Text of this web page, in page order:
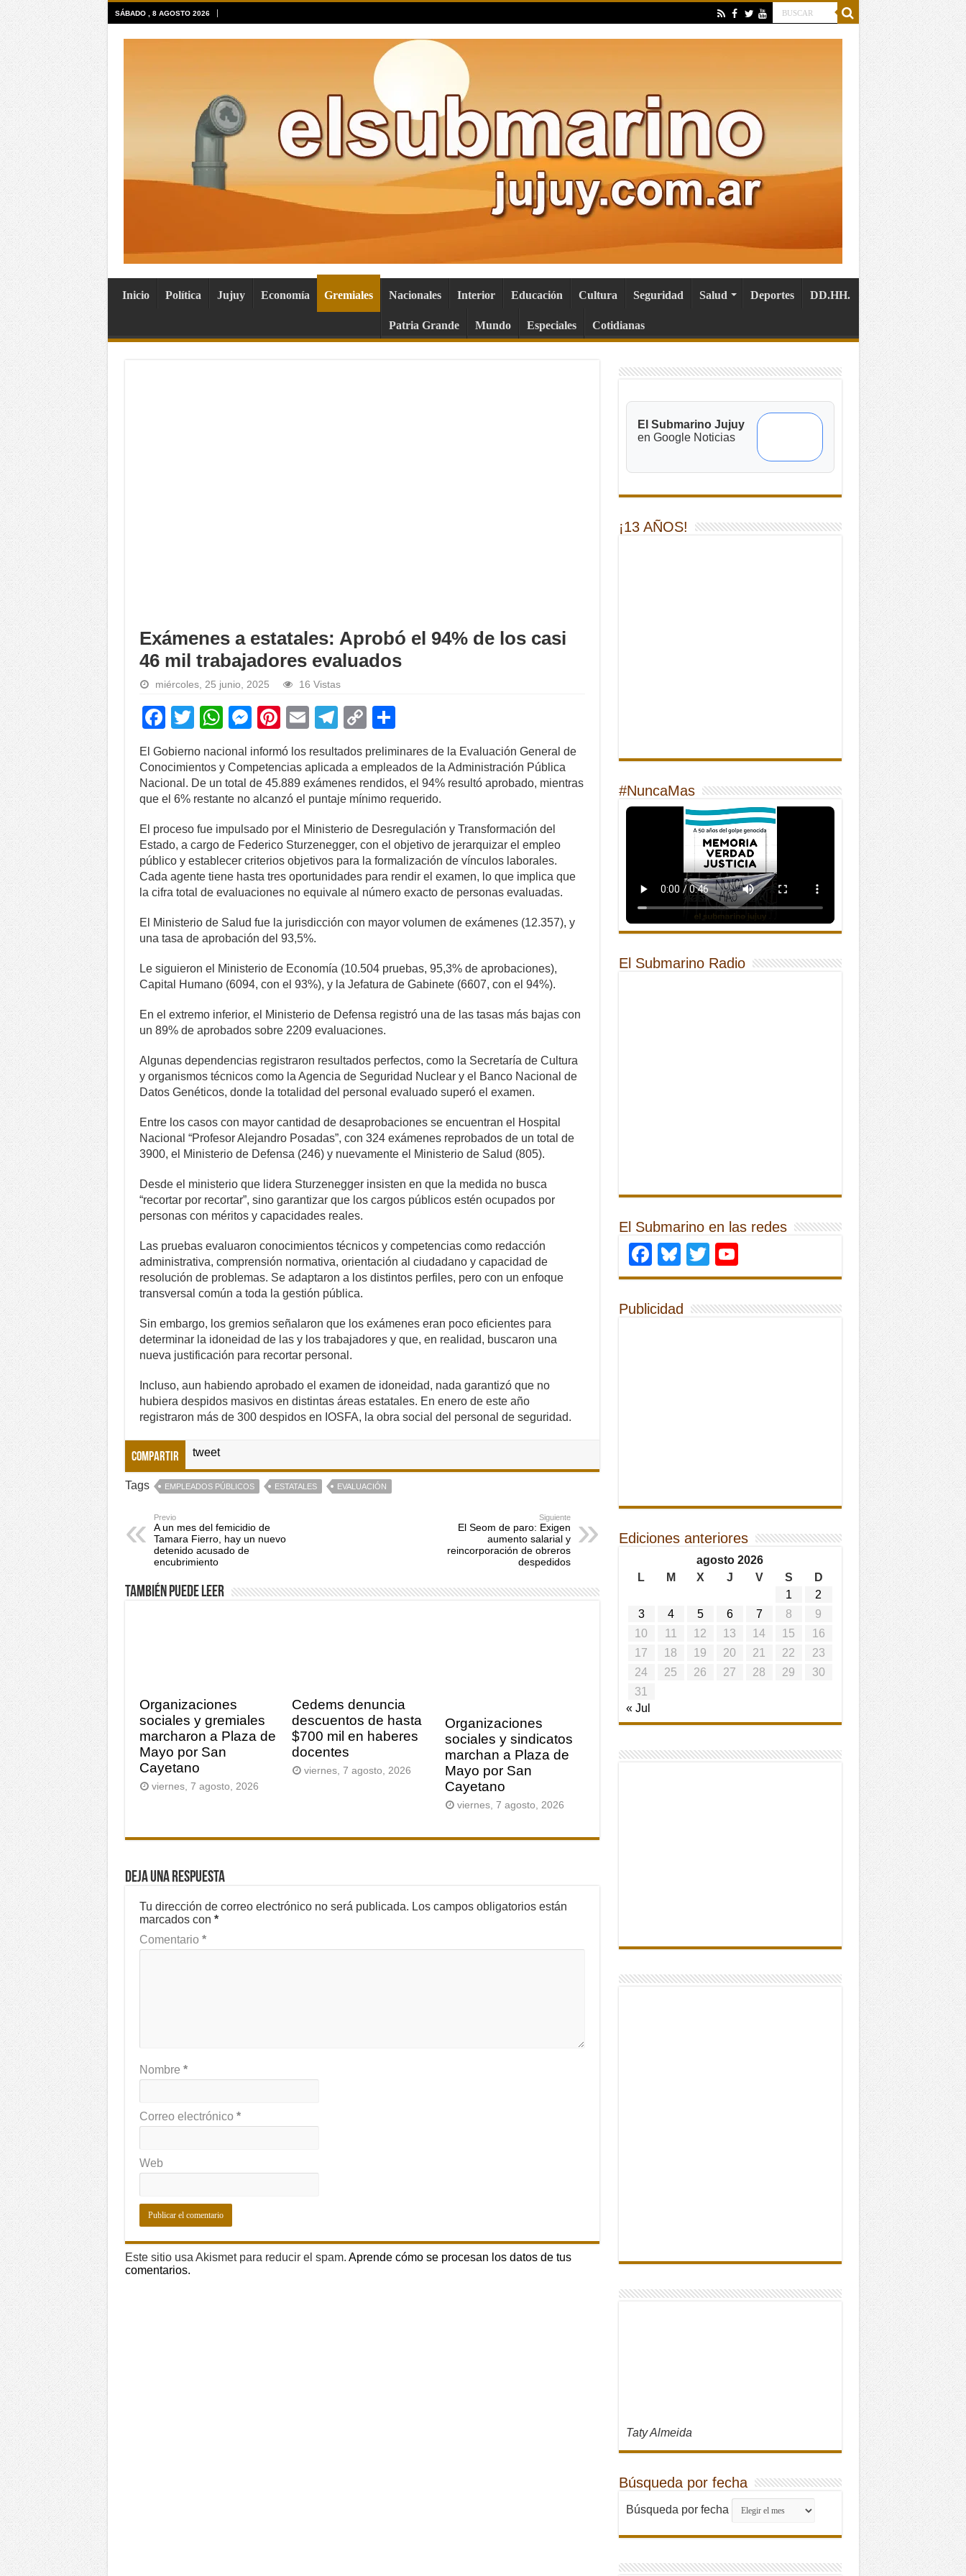
SÁBADO , 8 AGOSTO 2026
Inicio Política Jujuy Economía Gremiales Nacionales Interior Educación Cultura Seguridad Salud Deportes DD.HH.
Patria Grande Mundo Especiales Cotidianas
Exámenes a estatales: Aprobó el 94% de los casi
46 mil trabajadores evaluados
miércoles, 25 junio, 2025 16 Vistas
F
a
c
e
b
o
o
k
T
tt
er
W
h
at
s
A
p
p
M
e
ss
e
n
g
er
Pi
nt
er
e
st
E
ail
T
el
e
gr
a
m
C
p
y
Li
n
k
h
ar
e
El Gobierno nacional informó los resultados preliminares de la Evaluación General de
Conocimientos y Competencias aplicada a empleados de la Administración Pública
Nacional. De un total de 45.889 exámenes rendidos, el 94% resultó aprobado, mientras
que el 6% restante no alcanzó el puntaje mínimo requerido.
El proceso fue impulsado por el Ministerio de Desregulación y Transformación del
Estado, a cargo de Federico Sturzenegger, con el objetivo de jerarquizar el empleo
público y establecer criterios objetivos para la formalización de vínculos laborales.
Cada agente tiene hasta tres oportunidades para rendir el examen, lo que implica que
la cifra total de evaluaciones no equivale al número exacto de personas evaluadas.
El Ministerio de Salud fue la jurisdicción con mayor volumen de exámenes (12.357), y
una tasa de aprobación del 93,5%.
Le siguieron el Ministerio de Economía (10.504 pruebas, 95,3% de aprobaciones),
Capital Humano (6094, con el 93%), y la Jefatura de Gabinete (6607, con el 94%).
En el extremo inferior, el Ministerio de Defensa registró una de las tasas más bajas con
un 89% de aprobados sobre 2209 evaluaciones.
Algunas dependencias registraron resultados perfectos, como la Secretaría de Cultura
y organismos técnicos como la Agencia de Seguridad Nuclear y el Banco Nacional de
Datos Genéticos, donde la totalidad del personal evaluado superó el examen.
Entre los casos con mayor cantidad de desaprobaciones se encuentran el Hospital
Nacional “Profesor Alejandro Posadas”, con 324 exámenes reprobados de un total de
3900, el Ministerio de Defensa (246) y nuevamente el Ministerio de Salud (805).
Desde el ministerio que lidera Sturzenegger insisten en que la medida no busca
“recortar por recortar”, sino garantizar que los cargos públicos estén ocupados por
personas con méritos y capacidades reales.
Las pruebas evaluaron conocimientos técnicos y competencias como redacción
administrativa, comprensión normativa, orientación al ciudadano y capacidad de
resolución de problemas. Se adaptaron a los distintos perfiles, pero con un enfoque
transversal común a toda la gestión pública.
Sin embargo, los gremios señalaron que los exámenes eran poco eficientes para
determinar la idoneidad de las y los trabajadores y que, en realidad, buscaron una
nueva justificación para recortar personal.
Incluso, aun habiendo aprobado el examen de idoneidad, nada garantizó que no
hubiera despidos masivos en distintas áreas estatales. En enero de este año
registraron más de 300 despidos en IOSFA, la obra social del personal de seguridad.
Compartir tweet
Tags EMPLEADOS PÚBLICOS ESTATALES EVALUACIÓN
Previo
A un mes del femicidio de
Tamara Fierro, hay un nuevo
detenido acusado de
encubrimiento
Siguiente
El Seom de paro: Exigen
aumento salarial y
reincorporación de obreros
despedidos
También puede leer
Organizaciones
sociales y gremiales
marcharon a Plaza de
Mayo por San
Cayetano
viernes, 7 agosto, 2026
Cedems denuncia
descuentos de hasta
$700 mil en haberes
docentes
viernes, 7 agosto, 2026
Organizaciones
sociales y sindicatos
marchan a Plaza de
Mayo por San
Cayetano
viernes, 7 agosto, 2026
Deja una respuesta
Tu dirección de correo electrónico no será publicada. Los campos obligatorios están
marcados con *
Comentario *
Nombre *
Correo electrónico *
Web
Este sitio usa Akismet para reducir el spam. Aprende cómo se procesan los datos de tus
comentarios.
El Submarino Jujuy
en Google Noticias
¡13 AÑOS!
#NuncaMas
El Submarino Radio
El Submarino en las redes
Facebook
Bluesky
Twitter
Publicidad
Ediciones anteriores
agosto 2026
L
M X J V S
D
1
2
3
4 5 6 7 8
9
10
11 12 13 14 15
16
17
18 19 20 21 22
23
24
25 26 27 28 29
30
31
« Jul
Taty Almeida
Búsqueda por fecha
Búsqueda por fecha